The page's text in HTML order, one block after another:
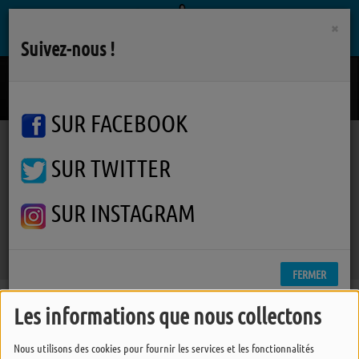
Les informations que nous collectons
Nous utilisons des cookies pour fournir les services et les fonctionnalités
Podcasts Agenda Sportif
Agenda sportif du 15 mai 2026
: Marathon & course à pied
×
Suivez-nous !
SUR FACEBOOK
SUR TWITTER
SUR INSTAGRAM
FERMER